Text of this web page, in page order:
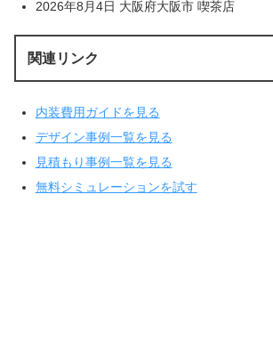
2026年8月4日 大阪府大阪市 喫茶店
関連リンク
内装費用ガイドを見る
デザイン事例一覧を見る
見積もり事例一覧を見る
無料シミュレーションを試す